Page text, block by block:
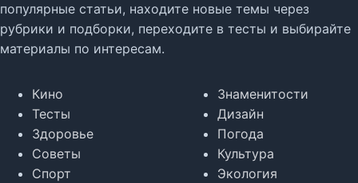
популярные статьи, находите новые темы через
рубрики и подборки, переходите в тесты и выбирайте
материалы по интересам.
Кино
Тесты
Здоровье
Советы
Спорт
Знаменитости
Дизайн
Погода
Культура
Экология